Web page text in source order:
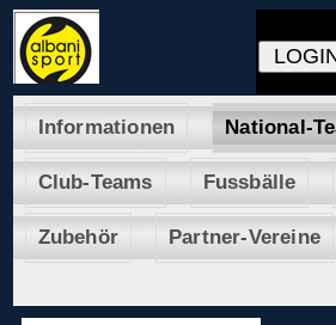
Informationen National-
Club-Teams Fussbälle
Zubehör Partner-Vereine